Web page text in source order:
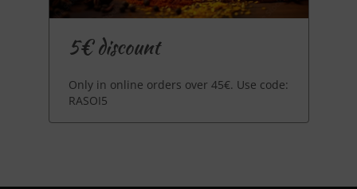
5€ discount
Only in online orders over 45€. Use code:
RASOI5